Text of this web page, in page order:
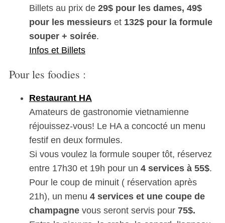
Billets au prix de 29$ pour les dames, 49$
pour les messieurset 132$ pour la formule
souper + soirée.
Infos et Billets
Pour les foodies :
Restaurant HA
Amateurs de gastronomie vietnamienne
réjouissez-vous! Le HA a concocté un menu
festif en deux formules.
Si vous voulez la formule souper tôt, réservez
entre 17h30 et 19h pour un 4 services à 55$.
Pour le coup de minuit ( réservation après
21h), un menu 4 services et une coupe de
champagnevous seront servis pour 75$.